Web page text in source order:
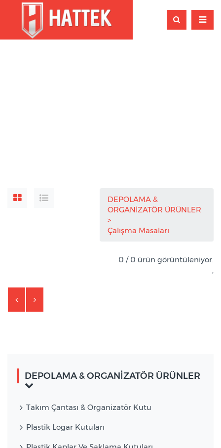
DEPOLAMA &
ORGANİZATÖR ÜRÜNLER
Çalışma Masaları
0 / 0 ürün görüntüleniyor.
,
DEPOLAMA & ORGANİZATÖR ÜRÜNLER
Takım Çantası & Organizatör Kutu
Plastik Logar Kutuları